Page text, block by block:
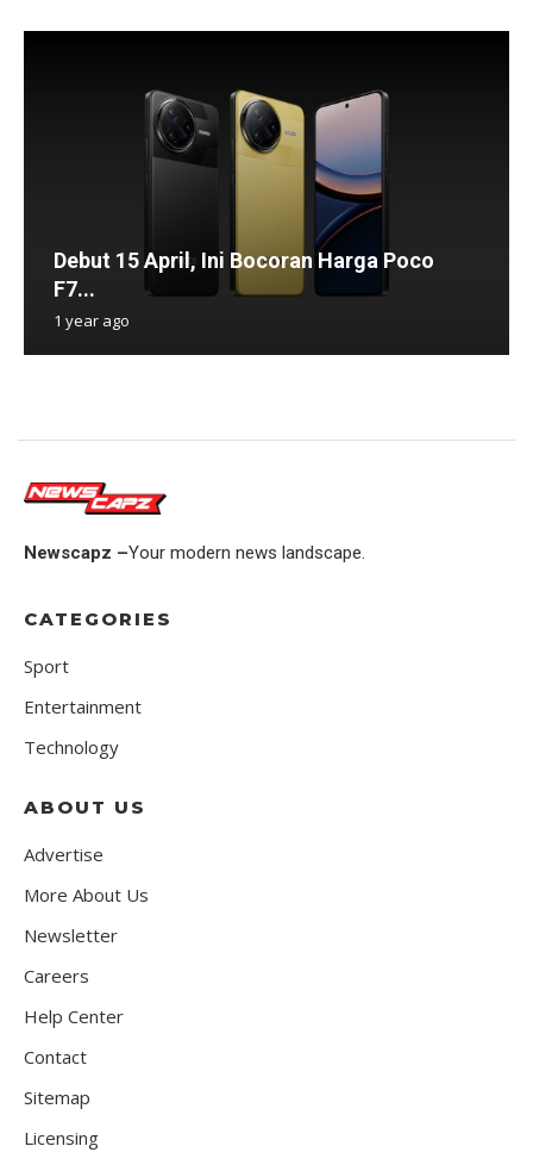
Debut 15 April, Ini Bocoran Harga Poco
F7...
1 year ago
Newscapz –Your modern news landscape.
CATEGORIES
Sport
Entertainment
Technology
ABOUT US
Advertise
More About Us
Newsletter
Careers
Help Center
Contact
Sitemap
Licensing